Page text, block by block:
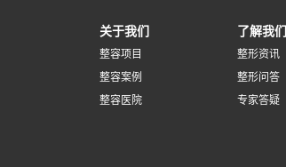
关于我们
整容项目
整容案例
整容医院
了解我们
整形资讯
整形问答
专家答疑